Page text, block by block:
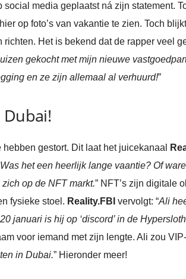
media geplaatst ná zijn statement.
op foto’s van vakantie te zien. Toch
Het is bekend dat de rapper veel
gekocht met mijn nieuwe
en ze zijn allemaal al verhuurd!”
gestort. Dit laat het juicekanaal
het een heerlijk lange vaantie? Of
op de NFT markt.” NFT’s zijn digitale
fysieke stoel. Reality.FBI vervolgt: “Ali
januari is hij op ‘discord’ in de
voor iemand met zijn lengte. Ali zou
in Dubai.” Hieronder meer!